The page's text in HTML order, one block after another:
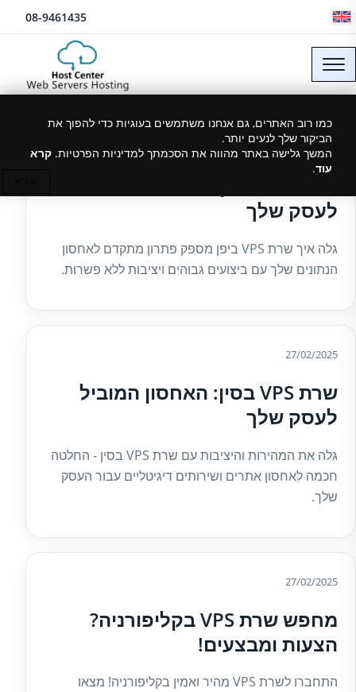
דלג לתוכן 08-9461435
כמו רוב האתרים, גם אנחנו משתמשים בעוגיות כדי להפוך את
הביקור שלך לנעים יותר.
המשך גלישה באתר מהווה את הסכמתך למדיניות הפרטיות. קרא
עוד.
27/02/2025
לעסק שלך
גלה איך שרת VPS ביפן מספק פתרון מתקדם לאחסון
הנתונים שלך עם ביצועים גבוהים ויציבות ללא פשרות.
27/02/2025
שרת VPS בסין: האחסון המוביל
לעסק שלך
גלה את המהירות והיציבות עם שרת VPS בסין - החלטה
חכמה לאחסון אתרים ושירותים דיגיטליים עבור העסק
שלך.
27/02/2025
מחפש שרת VPS בקליפורניה?
הצעות ומבצעים!
התחברו לשרת VPS מהיר ואמין בקליפורניה! מצאו